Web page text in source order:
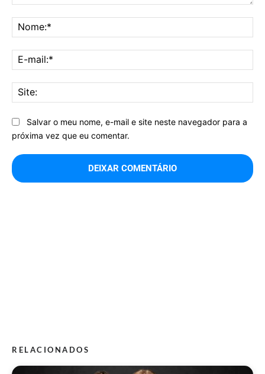
Salvar o meu nome, e-mail e site neste navegador para a
próxima vez que eu comentar.
RELACIONADOS